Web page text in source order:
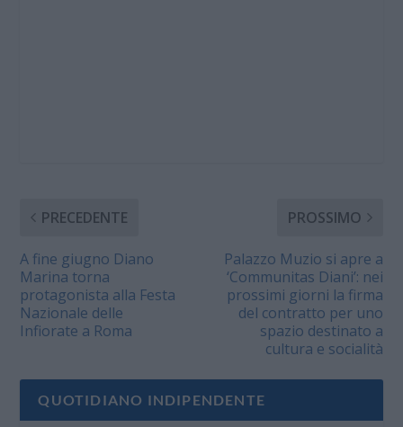
PRECEDENTE
A fine giugno Diano
Marina torna
protagonista alla Festa
Nazionale delle
Infiorate a Roma
PROSSIMO
Palazzo Muzio si apre a
‘Communitas Diani’: nei
prossimi giorni la firma
del contratto per uno
spazio destinato a
cultura e socialità
QUOTIDIANO INDIPENDENTE